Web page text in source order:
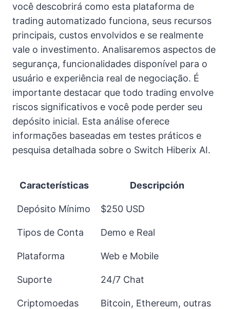
você descobrirá como esta plataforma de
trading automatizado funciona, seus recursos
principais, custos envolvidos e se realmente
vale o investimento. Analisaremos aspectos de
segurança, funcionalidades disponível para o
usuário e experiência real de negociação. É
importante destacar que todo trading envolve
riscos significativos e você pode perder seu
depósito inicial. Esta análise oferece
informações baseadas em testes práticos e
pesquisa detalhada sobre o Switch Hiberix AI.
Características Descripción
Depósito Mínimo $250 USD
Tipos de Conta Demo e Real
Plataforma Web e Mobile
Suporte 24/7 Chat
Criptomoedas Bitcoin, Ethereum, outras